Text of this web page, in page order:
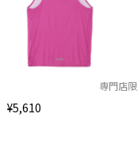
¥5,610
専門店